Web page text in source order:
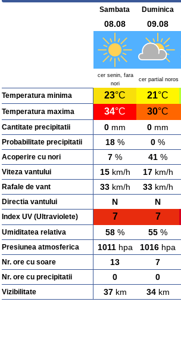
Sambata Duminica
08.08 09.08
cer senin, fara
nori
cer partial noros
Temperatura minima 23°C 21°C
Temperatura maxima 34°C 30°C
Cantitate precipitatii 0 mm 0 mm
Probabilitate precipitatii 18 % 0 %
Acoperire cu nori 7 % 41 %
Viteza vantului 15km/h 17km/h
Rafale de vant 33km/h 33km/h
Directia vantului N N
Index UV (Ultraviolete) 7 7
Umiditatea relativa 58 % 55 %
Presiunea atmosferica 1011hpa 1016 hpa
Nr. ore cu soare 13 7
Nr. ore cu precipitatii 0 0
Vizibilitate 37km 34km